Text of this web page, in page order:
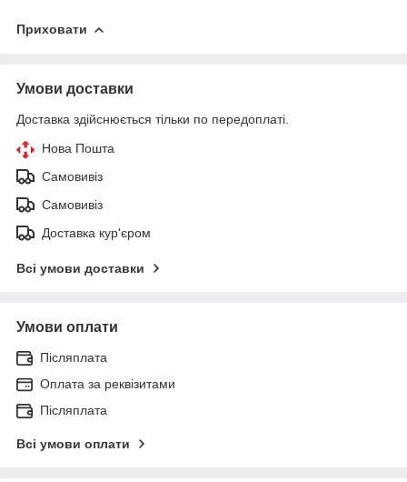
Приховати
Умови доставки
Доставка здійснюється тільки по передоплаті.
Нова Пошта
Самовивіз
Самовивіз
Доставка кур'єром
Всі умови доставки
Умови оплати
Післяплата
Оплата за реквізитами
Післяплата
Всі умови оплати